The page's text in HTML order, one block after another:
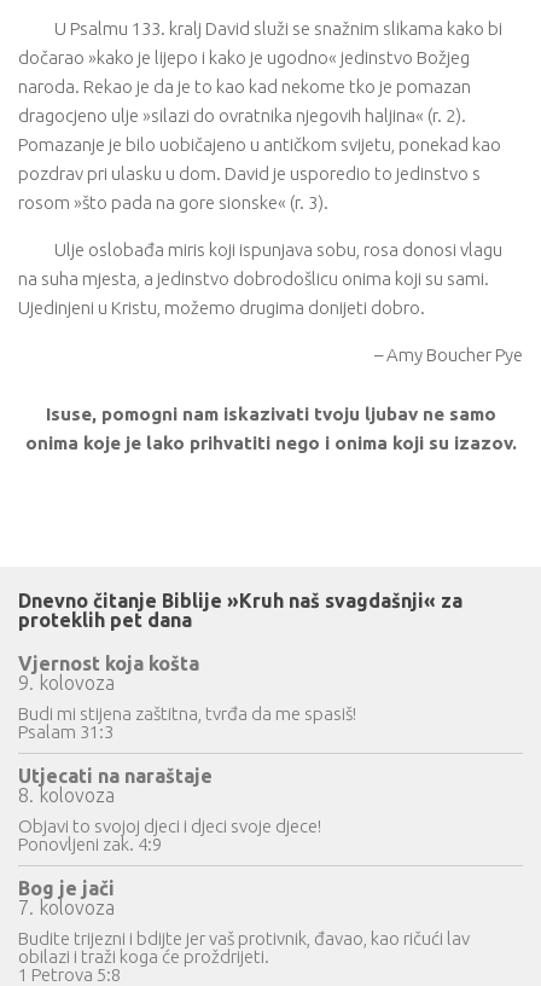
U Psalmu 133. kralj David služi se snažnim slikama kako bi
dočarao »kako je lijepo i kako je ugodno« jedinstvo Božjeg
naroda. Rekao je da je to kao kad nekome tko je pomazan
dragocjeno ulje »silazi do ovratnika njegovih haljina« (r. 2).
Pomazanje je bilo uobičajeno u antičkom svijetu, ponekad kao
pozdrav pri ulasku u dom. David je usporedio to jedinstvo s
rosom »što pada na gore sionske« (r. 3).
Ulje oslobađa miris koji ispunjava sobu, rosa donosi vlagu
na suha mjesta, a jedinstvo dobrodošlicu onima koji su sami.
Ujedinjeni u Kristu, možemo drugima donijeti dobro.
– Amy Boucher Pye
Isuse, pomogni nam iskazivati tvoju ljubav ne samo
onima koje je lako prihvatiti nego i onima koji su izazov.
Dnevno čitanje Biblije »Kruh naš svagdašnji« za
proteklih pet dana
Vjernost koja košta
9. kolovoza
Budi mi stijena zaštitna, tvrđa da me spasiš!
Psalam 31:3
Utjecati na naraštaje
8. kolovoza
Objavi to svojoj djeci i djeci svoje djece!
Ponovljeni zak. 4:9
Bog je jači
7. kolovoza
Budite trijezni i bdijte jer vaš protivnik, đavao, kao ričući lav
obilazi i traži koga će proždrijeti.
1 Petrova 5:8